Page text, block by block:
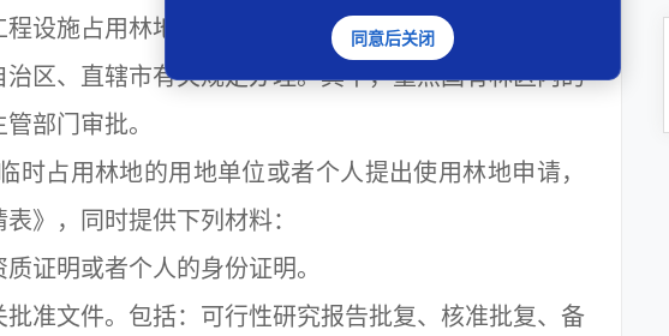
设施占用林地的审批权限，由县级以上地方人民政府
区、直辖市有关规定办理。其中，重点国有林区内的
部门审批。
占用林地的用地单位或者个人提出使用林地申请，
》，同时提供下列材料：
明或者个人的身份证明。
文件。包括：可行性研究报告批复、核准批复、备
同意后关闭